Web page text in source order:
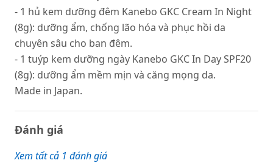
- 1 hủ kem dưỡng đêm Kanebo GKC Cream In Night
(8g): dưỡng ẩm, chống lão hóa và phục hồi da
chuyên sâu cho ban đêm.
- 1 tuýp kem dưỡng ngày Kanebo GKC In Day SPF20
(8g): dưỡng ẩm mềm mịn và căng mọng da.
Made in Japan.
Đánh giá
Xem tất cả 1 đánh giá